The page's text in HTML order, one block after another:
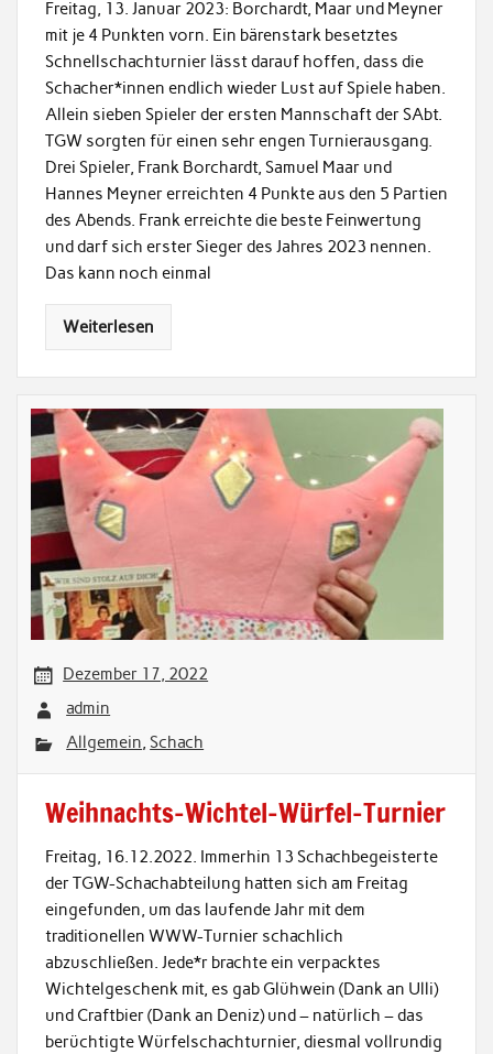
Freitag, 13. Januar 2023: Borchardt, Maar und Meyner
mit je 4 Punkten vorn. Ein bärenstark besetztes
Schnellschachturnier lässt darauf hoffen, dass die
Schacher*innen endlich wieder Lust auf Spiele haben.
Allein sieben Spieler der ersten Mannschaft der SAbt.
TGW sorgten für einen sehr engen Turnierausgang.
Drei Spieler, Frank Borchardt, Samuel Maar und
Hannes Meyner erreichten 4 Punkte aus den 5 Partien
des Abends. Frank erreichte die beste Feinwertung
und darf sich erster Sieger des Jahres 2023 nennen.
Das kann noch einmal
Weiterlesen
Dezember 17, 2022
admin
Allgemein,Schach
Weihnachts-Wichtel-Würfel-Turnier
Freitag, 16.12.2022. Immerhin 13 Schachbegeisterte
der TGW-Schachabteilung hatten sich am Freitag
eingefunden, um das laufende Jahr mit dem
traditionellen WWW-Turnier schachlich
abzuschließen. Jede*r brachte ein verpacktes
Wichtelgeschenk mit, es gab Glühwein (Dank an Ulli)
und Craftbier (Dank an Deniz) und – natürlich – das
berüchtigte Würfelschachturnier, diesmal vollrundig